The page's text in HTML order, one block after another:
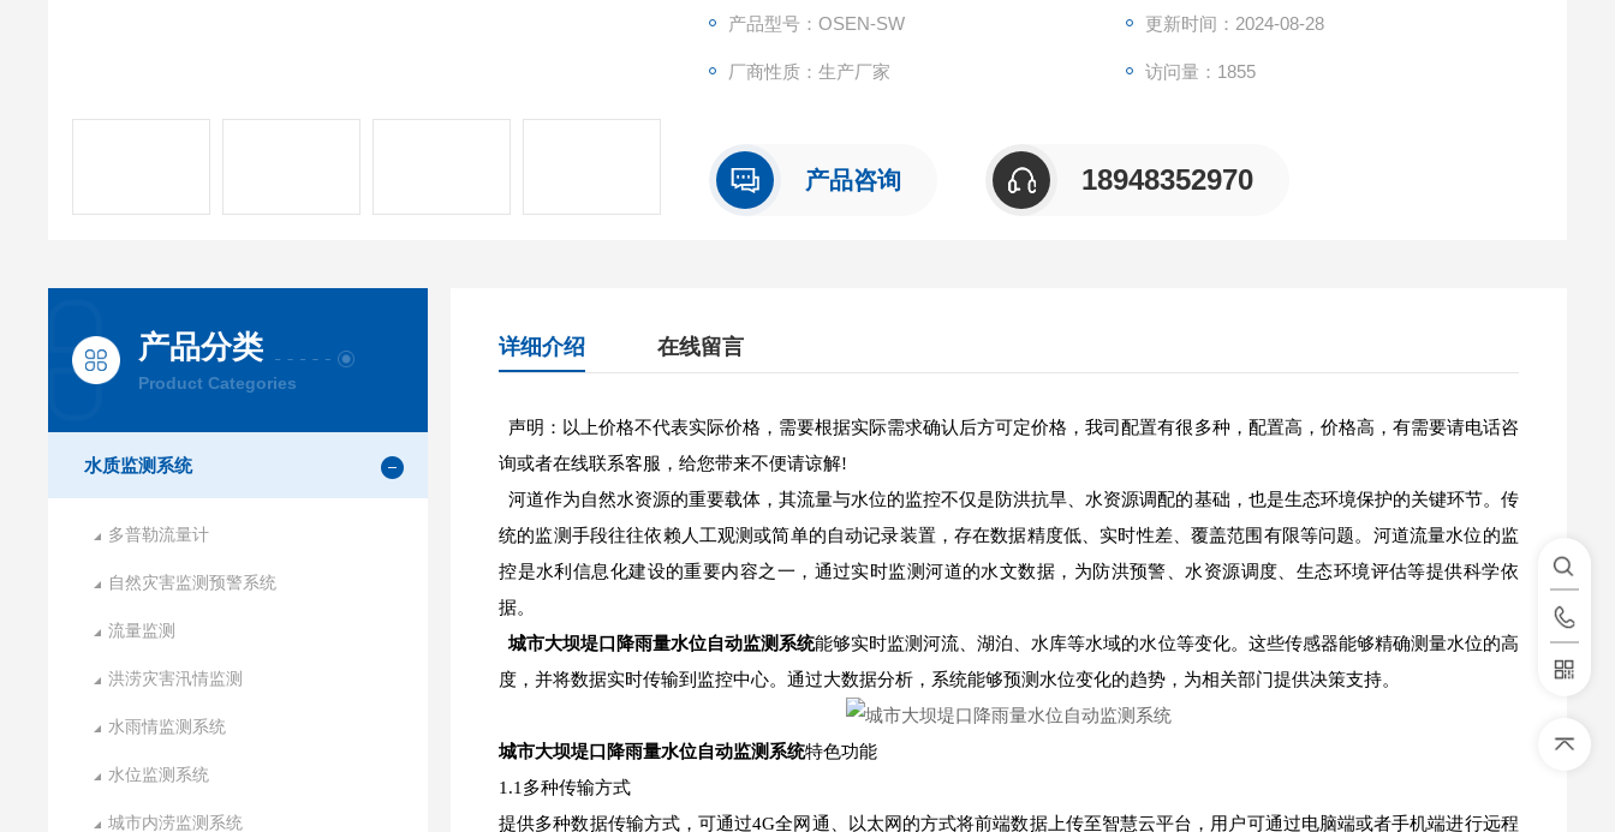
产品型号：OSEN-SW 更新时间：2024-08-28
厂商性质：生产厂家 访问量：1855
产品咨询 18948352970
产品分类
Product Categories
水质监测系统
多普勒流量计
自然灾害监测预警系统
流量监测
洪涝灾害汛情监测
水雨情监测系统
水位监测系统
城市内涝监测系统
详细介绍 在线留言
声明：以上价格不代表实际价格，需要根据实际需求确认后方可定价格，我司配置有很多种，配置高，价格高，有需要请电话咨
询或者在线联系客服，给您带来不便请谅解!
河道作为自然水资源的重要载体，其流量与水位的监控不仅是防洪抗旱、水资源调配的基础，也是生态环境保护的关键环节。传
统的监测手段往往依赖人工观测或简单的自动记录装置，存在数据精度低、实时性差、覆盖范围有限等问题。河道流量水位的监
控是水利信息化建设的重要内容之一，通过实时监测河道的水文数据，为防洪预警、水资源调度、生态环境评估等提供科学依
据。
城市大坝堤口降雨量水位自动监测系统能够实时监测河流、湖泊、水库等水域的水位等变化。这些传感器能够精确测量水位的高
度，并将数据实时传输到监控中心。通过大数据分析，系统能够预测水位变化的趋势，为相关部门提供决策支持。
城市大坝堤口降雨量水位自动监测系统特色功能
1.1多种传输方式
提供多种数据传输方式，可通过4G全网通、以太网的方式将前端数据上传至智慧云平台，用户可通过电脑端或者手机端进行远程